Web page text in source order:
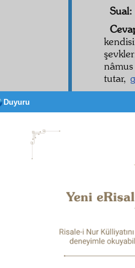
Sual:
tutar,
misâl-i
belki
eski
Mazeret
Sebebi Nedir ?
Duyuru